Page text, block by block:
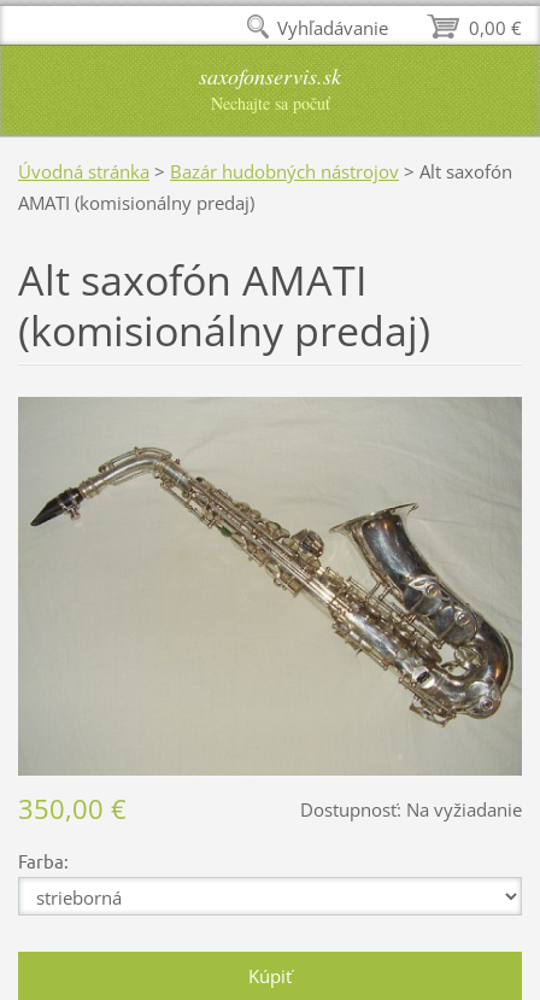
saxofonservis.sk
Nechajte sa počuť
Úvodná stránka > Bazár hudobných nástrojov > Alt saxofón
AMATI (komisionálny predaj)
Alt saxofón AMATI
(komisionálny predaj)
Dostupnosť: Na vyžiadanie
350,00 €
Farba:
0,00 €
Vyhľadávanie